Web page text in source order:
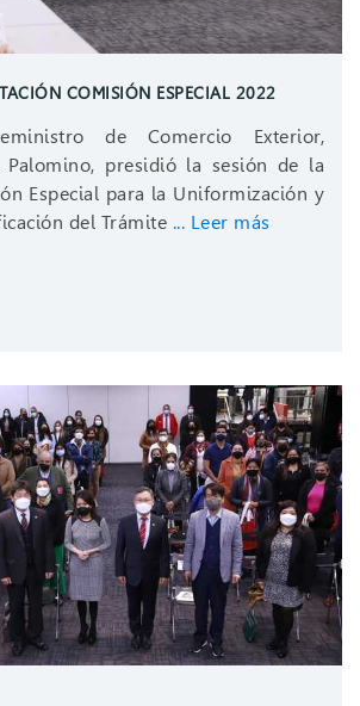
COMISIÓN ESPECIAL 2022
de Comercio Exterior,
Palomino, presidió la sesión de la
Especial para la Uniformización y
del Trámite ... Leer más